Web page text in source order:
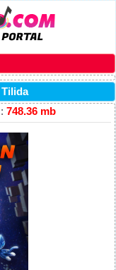
748.36 mb